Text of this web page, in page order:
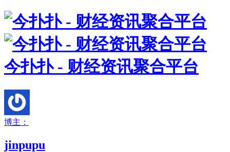
今扑扑 - 财经资讯聚合平台
博主：
jinpupu